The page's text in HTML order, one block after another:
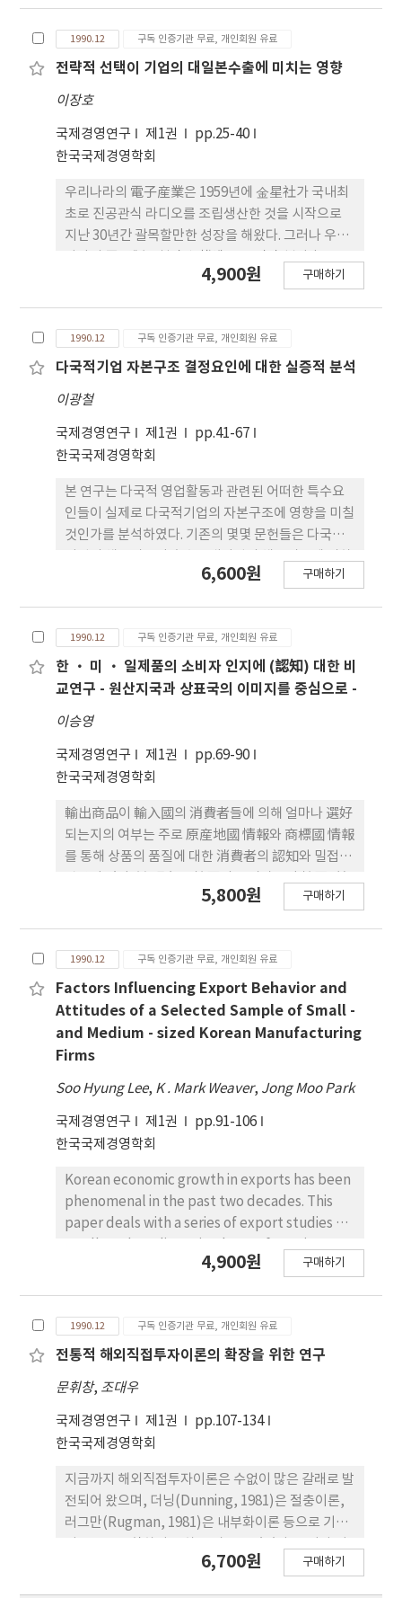
라서 이에 연관된 긍정적인 측면과 기업의 새로운 상
거래 기능 및 대공산권 시장개척의 마아케팅 대안을
단을 제시하려고 하였다. 따라서 마아케팅 전략수단
의 응용과 더불어 특수 교역 형태의 개발을 통하여 공
산권 시장개척 및 시장확대의 실마리를 제공하려는
안 이외에도 경제협력을 중심으로한 대안도 마아케팅
전력수단의 범주에 포함하여 제시하였다.
1990.12 구독 인증기관 무료, 개인회원 유료
전략적 선택이 기업의 대일본수출에 미치는 영향
이장호
국제경영연구 제1권
pp.25-40
한국국제경영학회
우리나라의 電子産業은 1959년에 金星社가 국내최
초로 진공관식 라디오를 조립생산한 것을 시작으로
지난 30년간 괄목할만한 성장을 해왔다. 그러나 우리
일본으로부터 수입하여 完製品을 美國을 중심으로
에 대한 규제에 대응하고 우리나라기업들에게 중요한
시장으로 부상한 日本市場開拓을 위하여 기업의 전
하였다. 연구결과는 産業用 電子를 수출하는 것과 자
산절약적이고 노동집약적이며 높은 가동율을 유지하
는 우리나라기업의 전통적인 低費用戰略 및 自社商
으로 판매하는 差別化戰略이 對日輸出利幅에 正의
효과를 가진다는 것을 시사한다.
4,900원 구매하기
1990.12 구독 인증기관 무료, 개인회원 유료
다국적기업 자본구조 결정요인에 대한 실증적 분석
이광철
국제경영연구 제1권
pp.41-67
한국국제경영학회
본 연구는 다국적 영업활동과 관련된 어떠한 특수요
인들이 실제로 다국적기업의 자본구조에 영향을 미칠
것인가를 분석하였다. 기존의 몇몇 문헌들은 다국적
여 상대적으로 낮다는 검증결과를 제시하고 있는 바,
다. 재무이론에서는 자본구조의 일반적 결정요인에
대한 다양한 연구가 이루어져 왔는데, 본 연구에서는
그 중에서 가장 중요하다고 간주되는 세가지 요인-파
국적기업과 국내기업간 비교의 관점에서 검증을 시도
해 보았다. 검증결과, 다국적기업의 대리인비용과 비
부채감세율이 국내기업에 비하여 유의적으로 크다는
율이 국내기업의 그것에 비하여 낮다는 기존연구결과
에 대한 원인규명이 되며 동시에 다국적영업활동에
따른 다국적기업특수요인이 자본구조에 유의적 영향
을 미친다는 사실을 입증하는 것이다. 즉 다국적기업
이 낮은 부채비율은, 첫째 대리인비용과 관련하여 볼
며, 둘째 비부채감세율과 관련하여 외국세액공제등
을 포함한 국제조세제도도 또다른 영향요인으로 설명
할 수 있다는 점이다.
6,600원 구매하기
1990.12 구독 인증기관 무료, 개인회원 유료
한 · 미 · 일제품의 소비자 인지에 (認知) 대한 비
교연구 - 원산지국과 상표국의 이미지를 중심으로 -
이승영
국제경영연구 제1권
pp.69-90
한국국제경영학회
輸出商品이 輸入國의 消費者들에 의해 얼마나 選好
되는지의 여부는 주로 原産地國 情報와 商標國 情報
를 통해 상품의 품질에 대한 消費者의 認知와 밀접한
國 및 日本의 純粹製品과 混合製品의 品質에 대한
및 商標國의 이미지를 비교·평가하고, 國際經營戰
略에 있어서 이의 應用方案을 모색하였다. 본 硏究는
低關與製品인 학습용 계산기에 대한 說問紙를 작성
하여 우리나라 3개대 학생150명을 대상으로 設問調
査法에 의해 이루어졌다. 說問은 각 屬性에 1에서 7
용하였으며, 商標國과 原産地國을 행렬로 조합하여
製品屬性別 評價를 t-檢證하였다. 硏究의 주요 發
見內容은 다음과 같이 요약할 수 있다. 첫째, 製品의
된 日本商標의 製品이 韓國이나 美國의 그것보다 높
게 평가되었으며, 韓國製品과 美國製品 사이에는 별
차이가 없었다. 이러한 결과는 製品平價가 經濟發展
을 보여주고 있다. 한편 이는 消費者의 특정국에 대한
産地國이 商標國보다 중요하게 평가된다는 기존의
연구가 재확인되었다. 한편 原産地國이 先進國일 경
國이 後進國일 경우에는 상표국이 보다 중요하게 고
려되었다.
5,800원 구매하기
1990.12 구독 인증기관 무료, 개인회원 유료
Factors Influencing Export Behavior and
Attitudes of a Selected Sample of Small -
and Medium - sized Korean Manufacturing
Firms
Soo Hyung Lee, K . Mark Weaver, Jong Moo Park
국제경영연구 제1권
pp.91-106
한국국제경영학회
Korean economic growth in exports has been
phenomenal in the past two decades. This
paper deals with a series of export studies of
firms in Korea which look at export behavior
provided, in addition to discussions of the key
influences on initiating exports, channels
exporting.
4,900원 구매하기
1990.12 구독 인증기관 무료, 개인회원 유료
전통적 해외직접투자이론의 확장을 위한 연구
문휘창, 조대우
국제경영연구 제1권
pp.107-134
한국국제경영학회
지금까지 해외직접투자이론은 수없이 많은 갈래로 발
전되어 왔으며, 더닝(Dunning, 1981)은 절충이론,
러그만(Rugman, 1981)은 내부화이론 등으로 기존
떤 이론도 첫째, 개도국 다국적기업의 대선전진국투
6,700원 구매하기